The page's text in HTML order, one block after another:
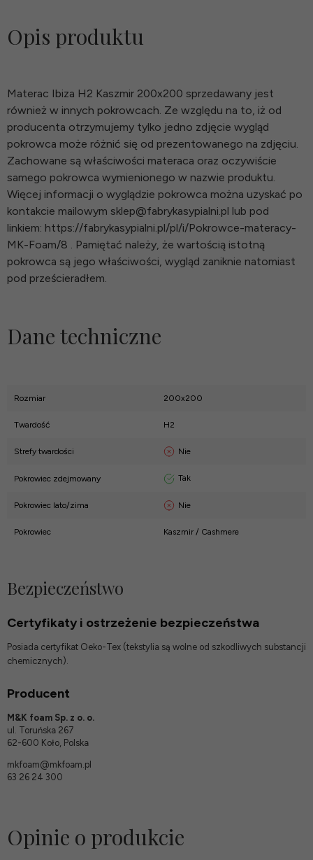
Opis produktu
Materac Ibiza H2 Kaszmir 200x200 sprzedawany jest
również w innych pokrowcach. Ze względu na to, iż od
producenta otrzymujemy tylko jedno zdjęcie wygląd
pokrowca może różnić się od prezentowanego na zdjęciu.
Zachowane są właściwości materaca oraz oczywiście
samego pokrowca wymienionego w nazwie produktu.
Więcej informacji o wyglądzie pokrowca można uzyskać po
kontakcie mailowym sklep@fabrykasypialni.pl lub pod
linkiem: https://fabrykasypialni.pl/pl/i/Pokrowce-materacy-
MK-Foam/8 . Pamiętać należy, że wartością istotną
pokrowca są jego właściwości, wygląd zaniknie natomiast
pod prześcieradłem.
Dane techniczne
Rozmiar 200x200
Twardość H2
Strefy twardości Nie
Pokrowiec zdejmowany Tak
Pokrowiec lato/zima Nie
Pokrowiec Kaszmir / Cashmere
Bezpieczeństwo
Certyfikaty i ostrzeżenie bezpieczeństwa
Posiada certyfikat Oeko-Tex (tekstylia są wolne od szkodliwych substancji
chemicznych).
Producent
M&K foam Sp. z o. o.
ul. Toruńska 267
62-600 Koło, Polska
mkfoam@mkfoam.pl
63 26 24 300
Opinie o produkcie